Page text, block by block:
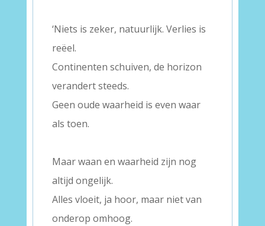
‘Niets is zeker, natuurlijk. Verlies is
reëel.
Continenten schuiven, de horizon
verandert steeds.
Geen oude waarheid is even waar
als toen.
Maar waan en waarheid zijn nog
altijd ongelijk.
Alles vloeit, ja hoor, maar niet van
onderop omhoog.